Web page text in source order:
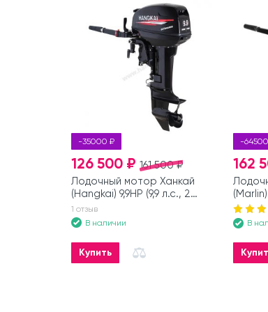
-35000 ₽
161 500 ₽
126 500 ₽
Лодочный мотор Ханкай
(Hangkai) 9,9HP (9,9 л.с., 2
такта)
1 отзыв
В наличии
Купить
-
162
такта)
В